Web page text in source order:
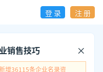
登 录 注 册
销售技巧
增36115条企业名录资